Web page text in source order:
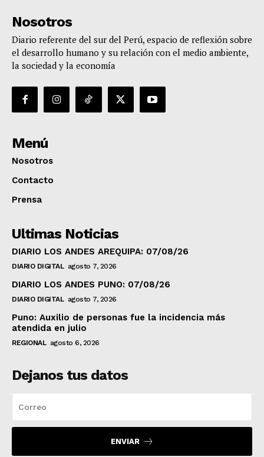
Nosotros
Diario referente del sur del Perú, espacio de reflexión sobre
el desarrollo humano y su relación con el medio ambiente,
la sociedad y la economía
Menú
Nosotros
Contacto
Prensa
Ultimas Noticias
DIARIO LOS ANDES AREQUIPA: 07/08/26
DIARIO DIGITAL agosto 7, 2026
DIARIO LOS ANDES PUNO: 07/08/26
DIARIO DIGITAL agosto 7, 2026
Puno: Auxilio de personas fue la incidencia más
atendida en julio
REGIONAL agosto 6, 2026
Dejanos tus datos
ENVIAR